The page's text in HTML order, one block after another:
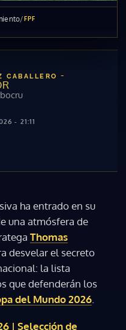
/FPF
CABALLERO -
- 21:11
ha entrado en su
una atmósfera de
Thomas
desvelar el secreto
la lista
que defenderán los
del Mundo 2026
| Selección de